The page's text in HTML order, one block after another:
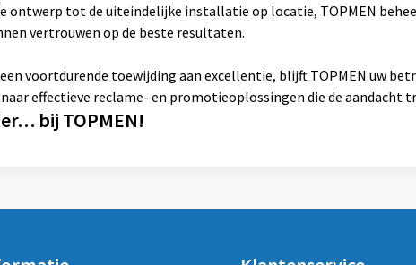
ontwerp tot de uiteindelijke installatie op locatie, TOPMEN
vertrouwen op de beste resultaten.
voortdurende toewijding aan excellentie, blijft TOPMEN uw
effectieve reclame- en promotieoplossingen die de aandacht
bij TOPMEN!